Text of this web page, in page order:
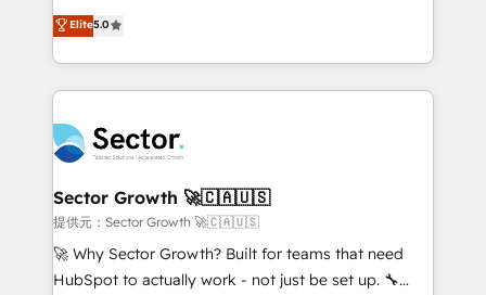
Oferecemos ainda agentes de IA especializados em
HubSpot que automatizam tarefas executam rotinas
empresas em 13 países utilizam a Nexforce. Somos
a maior parceira da HubSpot na América Latina e
líder no ranking global de sucesso do cliente da
HubSpot.
one of HubSpot's most experienced and technically
capable Agency Partners globally. We specialise in
complex CRM migrations, implementations,
integrations, custom CMS portal development,
businesses. Our teams are based in North America
and APAC. We are HubSpot's top-ranked Advanced
Implementation Certified Partner and we contribute
to their advisory council. We strive to do 'good work
with good people' and have worked with incredible
brands. You can see some of them on our website,
Elite5.0
Sector Growth 🚀🇨🇦🇺🇸
提供元：Sector Growth 🚀🇨🇦🇺🇸
🚀 Why Sector Growth? Built for teams that need
HubSpot to actually work - not just be set up. 🔧